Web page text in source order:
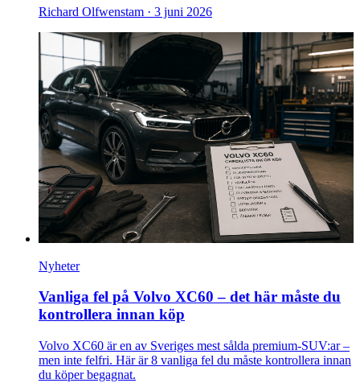
Richard Olfwenstam · 3 juni 2026
Nyheter
Vanliga fel på Volvo XC60 – det här måste du
kontrollera innan köp
Volvo XC60 är en av Sveriges mest sålda premium-SUV:ar –
men inte felfri. Här är 8 vanliga fel du måste kontrollera innan
du köper begagnat.